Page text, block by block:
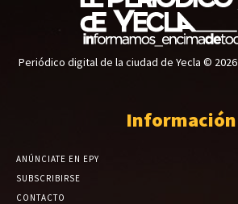
Periódico digital de la ciudad de Yecla © 2026
Información
ANÚNCIATE EN EPY
SUBSCRIBIRSE
CONTACTO